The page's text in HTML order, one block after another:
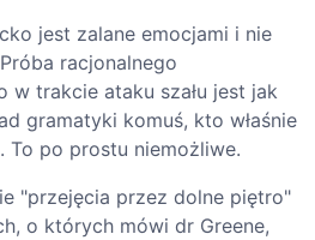
jest zalane emocjami i nie
racjonalnego
w trakcie ataku szału jest jak
gramatyki komuś, kto właśnie
To po prostu niemożliwe.
"przejęcia przez dolne piętro"
o których mówi dr Greene,